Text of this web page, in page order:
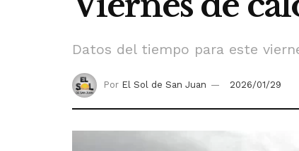
Datos del tiempo para este
Por El Sol de San Juan 2026/01/29